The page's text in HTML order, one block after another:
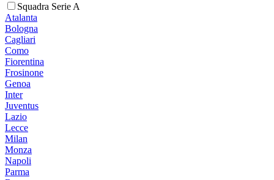
Squadra Serie A
Atalanta
Bologna
Cagliari
Como
Fiorentina
Frosinone
Genoa
Inter
Juventus
Lazio
Lecce
Milan
Monza
Napoli
Parma